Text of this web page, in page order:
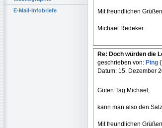
E-Mail-Infobriefe
Mit freundlichen Grüßen
Michael Redeker
Re: Doch würden die
geschrieben von: Ping
Datum: 15. Dezember
Guten Tag Michael,
kann man also den
Mit freundlichen Grüßen